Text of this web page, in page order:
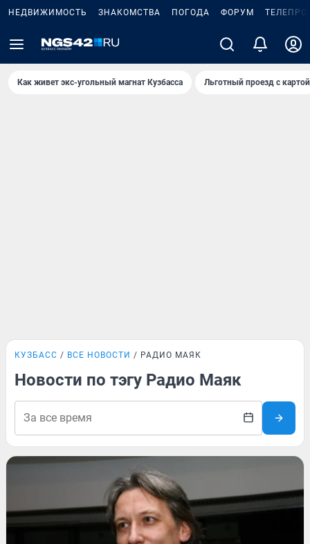
НЕДВИЖИМОСТЬ ЗНАКОМСТВА ПОГОДА ФОРУМ
Как живет экс-угольный магнат Кузбасса Льготный проезд с
КУЗБАСС ВСЕ НОВОСТИ РАДИО МАЯК
Новости по тэгу Радио Маяк